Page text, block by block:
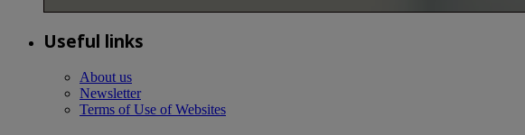
Useful links
About us
Newsletter
Terms of Use of Websites